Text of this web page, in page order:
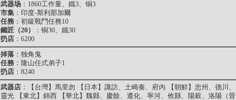
武器场 ：1860工作量、鐵3、铜3
市集 ：印度-斯利那加爾
任務 ：初級戰鬥任務10
鐵匠（20）
：铜30、鐵30
扔店 ：6200
掉落 ： 独角鬼
任務 ：隆山任式弟子1
扔店 ：8240
武器店 ：【台灣】馬里勿 【日本】諏訪、土崎奏、府內 【朝鮮】忠州、德川、
靈光 【東北】錦西 【華北】魏縣、慶餘、遵化、寧河、攸縣、陽穀、洛陽（晉